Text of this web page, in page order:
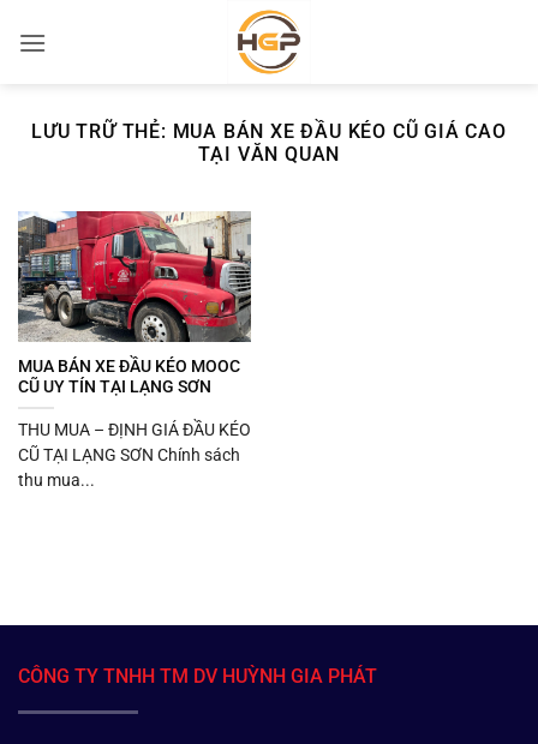
qua
LƯU TRỮ THẺ: MUA BÁN XE ĐẦU KÉO CŨ GIÁ CAO
TẠI VĂN QUAN
MUA BÁN XE ĐẦU KÉO MOOC
CŨ UY TÍN TẠI LẠNG SƠN
THU MUA – ĐỊNH GIÁ ĐẦU KÉO
CŨ TẠI LẠNG SƠN Chính sách
thu mua...
CÔNG TY TNHH TM DV HUỲNH GIA PHÁT